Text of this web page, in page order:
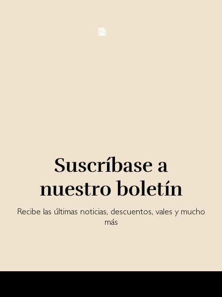
Suscríbase a
nuestro boletín
Recibe las últimas noticias, descuentos, vales y mucho
más